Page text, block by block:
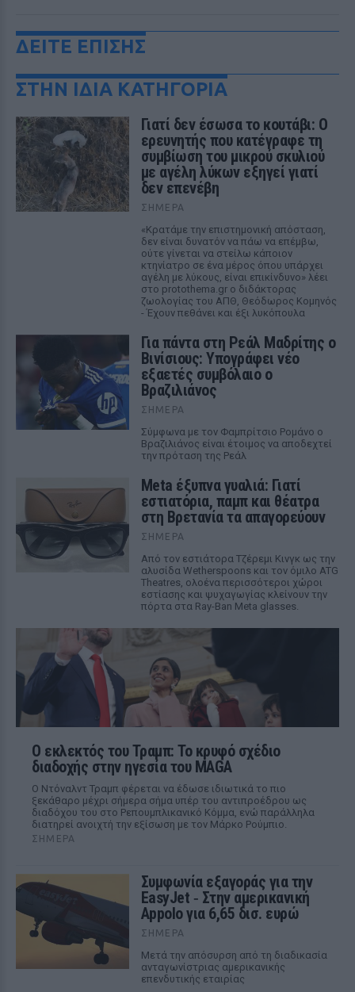
ΔΕΙΤΕ ΕΠΙΣΗΣ
ΣΤΗΝ ΙΔΙΑ ΚΑΤΗΓΟΡΙΑ
Γιατί δεν έσωσα το κουτάβι: Ο
ερευνητής που κατέγραφε τη
συμβίωση του μικρού σκυλιού
με αγέλη λύκων εξηγεί γιατί
δεν επενέβη
ΣΉΜΕΡΑ
«Κρατάμε την επιστημονική απόσταση,
δεν είναι δυνατόν να πάω να επέμβω,
ούτε γίνεται να στείλω κάποιον
κτηνίατρο σε ένα μέρος όπου υπάρχει
αγέλη με λύκους, είναι επικίνδυνο» λέει
στο protothema.gr ο διδάκτορας
ζωολογίας του ΑΠΘ, Θεόδωρος Κομηνός
- Έχουν πεθάνει και έξι λυκόπουλα
Για πάντα στη Ρεάλ Μαδρίτης ο
Βινίσιους: Υπογράφει νέο
εξαετές συμβόλαιο ο
Βραζιλιάνος
ΣΉΜΕΡΑ
Σύμφωνα με τον Φαμπρίτσιο Ρομάνο ο
Βραζιλιάνος είναι έτοιμος να αποδεχτεί
την πρόταση της Ρεάλ
Meta έξυπνα γυαλιά: Γιατί
εστιατόρια, παμπ και θέατρα
στη Βρετανία τα απαγορεύουν
ΣΉΜΕΡΑ
Από τον εστιάτορα Τζέρεμι Κινγκ ως την
αλυσίδα Wetherspoons και τον όμιλο ATG
Theatres, ολοένα περισσότεροι χώροι
εστίασης και ψυχαγωγίας κλείνουν την
πόρτα στα Ray-Ban Meta glasses.
Ο εκλεκτός του Τραμπ: Το κρυφό σχέδιο
διαδοχής στην ηγεσία του MAGA
Ο Ντόναλντ Τραμπ φέρεται να έδωσε ιδιωτικά το πιο
ξεκάθαρο μέχρι σήμερα σήμα υπέρ του αντιπροέδρου ως
διαδόχου του στο Ρεπουμπλικανικό Κόμμα, ενώ παράλληλα
διατηρεί ανοιχτή την εξίσωση με τον Μάρκο Ρούμπιο.
ΣΉΜΕΡΑ
Συμφωνία εξαγοράς για την
EasyJet ‑ Στην αμερικανική
Appolo για 6,65 δισ. ευρώ
ΣΉΜΕΡΑ
Μετά την απόσυρση από τη διαδικασία
ανταγωνίστριας αμερικανικής
επενδυτικής εταιρίας